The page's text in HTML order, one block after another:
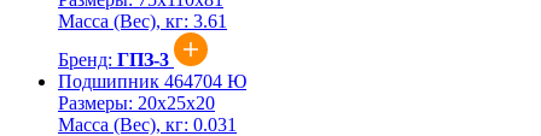
Масса (Вес), кг: 3.61
Бренд: ГПЗ-3
Подшипник 464704 Ю
Размеры: 20x25x20
Масса (Вес), кг: 0.031